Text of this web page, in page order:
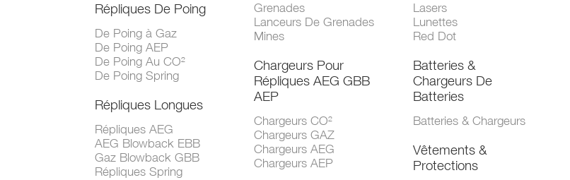
Répliques De Poing
De Poing à Gaz
De Poing AEP
De Poing Au CO²
De Poing Spring
Répliques Longues
Répliques AEG
AEG Blowback EBB
Gaz Blowback GBB
Répliques Spring
Grenades
Lanceurs De Grenades
Mines
Chargeurs Pour
Répliques AEG GBB
AEP
Chargeurs CO²
Chargeurs GAZ
Chargeurs AEG
Chargeurs AEP
Lasers
Lunettes
Red Dot
Batteries &
Chargeurs De
Batteries
Batteries & Chargeurs
Vêtements &
Protections